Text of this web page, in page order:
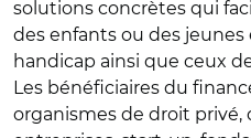
solutions concrètes qui
des enfants ou des
handicap ainsi que ceux
Les bénéficiaires du
organismes de droit